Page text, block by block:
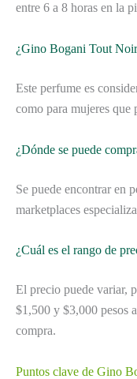
entre 6 a 8 horas en la
¿Gino Bogani Tout
Este perfume es
como para mujeres que
¿Dónde se puede
Se puede encontrar en
marketplaces
¿Cuál es el rango de
El precio puede variar,
$1,500 y $3,000 pesos
compra.
Puntos clave de Gino